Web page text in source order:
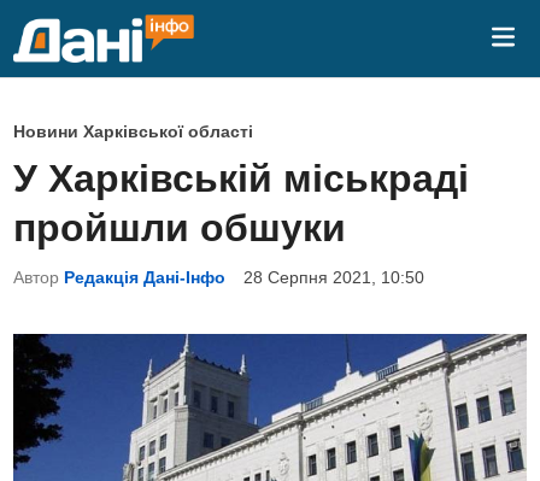
P
o
s
i
n
Новини Харківської області
У Харківській міськраді
пройшли обшуки
Автор Редакція Дані-Інфо 28 Серпня 2021, 10:50